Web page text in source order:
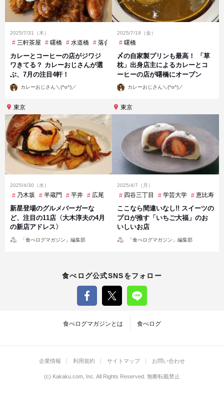
2025/7/31（木）
三軒茶屋 曙橋 水道橋 落合
カレーとコーヒーの店がジワジ
ワきてる？ カレーおじさんが選
ぶ、7月の注目4軒！
投
稿
カレーおじさん＼(^o^)／
2025/7/18（金）
曙橋
〆の自家製プリンも最高！ 「草
枕」出身店主によるカレーとコ
ーヒーの店が曙橋にオープン
投
稿
カレーおじさん＼(^o^)／
東京
2025/4/30（水）
乃木坂 半蔵門 平井 広尾 新富町 新橋 曙橋 東新宿 白金
新星登場のグルメバーガーな
ど、注目の11店〈大木淳夫の4月
の新店アドレス〉
「食べログマガジン」編集部
東京
2025/4/7（月）
四谷三丁目 学芸大学 恵比寿
ここなら間違いなし!! スイーツの
プロが推す「いちご大福」のお
いしいお店
「食べログマガジン」編集部
食べログ公式SNSをフォロー
食べログマガジンとは 食べログ
企業情報 利用規約 サイトマップ お問い合わせ
(c) Kakaku.com, Inc. All Rights Reserved. 無断転載禁止